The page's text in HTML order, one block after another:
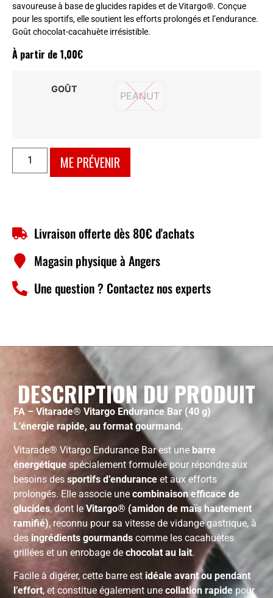
savoureuse à base de glucides rapides et de Vitargo®. Conçue
pour les sportifs, elle soutient les efforts prolongés et l’endurance.
Goût chocolat-cacahuète irrésistible.
À partir de 1,00€
GOÛT
PEANUT
PEANUT
ME PRÉVENIR
Livraison offerte dès 80€ d'achats
Magasin physique à Angers
Une question ? Contactez nos experts
DESCRIPTION DU PRODUIT
FA – Vitarade® Vitargo Endurance Bar (40 g)
L’énergie rapide, au format gourmand.
Vitarade® Vitargo Endurance Bar est une barre
énergétique spécialement formulée pour répondre aux
besoins dessportifs d’endurance et aux efforts
prolongés. Elle associe unecombinaison efficace de
glucides, dont leVitargo® (amidon de maïs hautement
ramifié), reconnu pour sa vitesse de vidange gastrique, à
des ingrédients gourmands comme les cacahuètes
grillées et un enrobage dechocolat au lait.
Facile à digérer, cette barre est idéale avant ou pendant
l’effort, et constitue également unecollation rapidepour